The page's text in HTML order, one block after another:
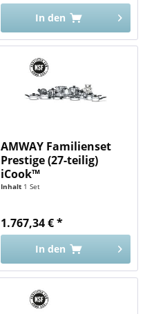
In den
AMWAY Familienset
Prestige (27-teilig)
iCook™
Inhalt 1 Set
1.767,34 € *
In den